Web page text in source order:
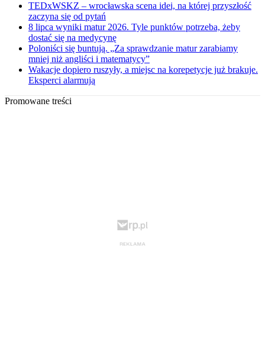
TEDxWSKZ – wrocławska scena idei, na której przyszłość
zaczyna się od pytań
8 lipca wyniki matur 2026. Tyle punktów potrzeba, żeby
dostać się na medycynę
Poloniści się buntują. „Za sprawdzanie matur zarabiamy
mniej niż angliści i matematycy”
Wakacje dopiero ruszyły, a miejsc na korepetycje już brakuje.
Eksperci alarmują
Promowane treści